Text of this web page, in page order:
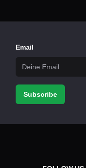
Email
Subscribe